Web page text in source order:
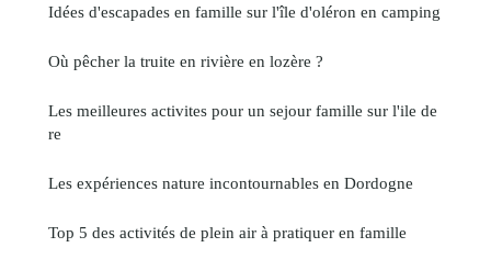
Idées d'escapades en famille sur l'île d'oléron en camping
Où pêcher la truite en rivière en lozère ?
Les meilleures activites pour un sejour famille sur l'ile de
re
Les expériences nature incontournables en Dordogne
Top 5 des activités de plein air à pratiquer en famille